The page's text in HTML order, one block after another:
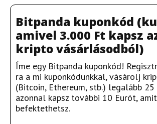
Bitpanda kuponkód
amivel 3.000 Ft kapsz
kripto vásárlásodból)
Íme egy Bitpanda kuponkód!
ra a mi kuponkódunkkal, vásárolj
(Bitcoin, Ethereum, stb.) legalább
azonnal kapsz további 10 Eurót, amit
befektethetsz.